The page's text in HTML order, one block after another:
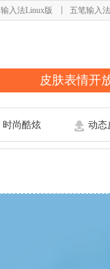
输入法Linux版 五笔输入法
皮肤表情开
时尚酷炫 动态